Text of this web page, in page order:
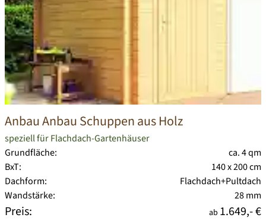
Anbau Anbau Schuppen aus Holz
speziell für Flachdach-Gartenhäuser
Grundfläche:
ca. 4 qm
BxT:
140 x 200 cm
Dachform:
Flachdach+Pultdach
Wandstärke:
28 mm
Preis: ab 1.649,- €